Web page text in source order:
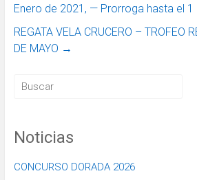
Enero de 2021, — Prorroga hasta el 1
REGATA VELA CRUCERO – TROFEO
DE MAYO →
Noticias
CONCURSO DORADA 2026